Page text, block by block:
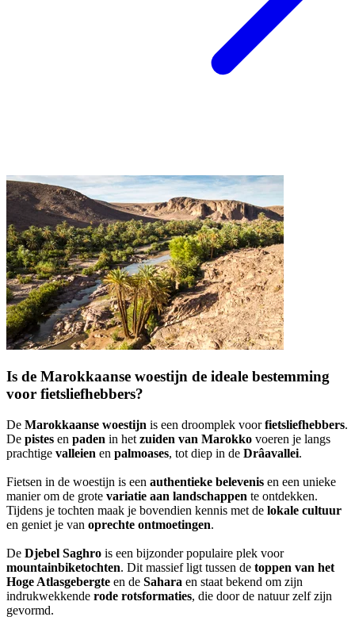
Is de Marokkaanse woestijn de ideale bestemming
voor fietsliefhebbers?
De Marokkaanse woestijn is een droomplek voorfietsliefhebbers.
De pistes en paden in het zuiden van Marokko voeren je langs
prachtige valleien en palmoases, tot diep in de Drâavallei.
Fietsen in de woestijn is een authentieke belevenis en een unieke
manier om de grote variatie aan landschappen te ontdekken.
Tijdens je tochten maak je bovendien kennis met de lokale cultuur
en geniet je van oprechte ontmoetingen.
De Djebel Saghro is een bijzonder populaire plek voor
mountainbiketochten. Dit massief ligt tussen de toppen van het
Hoge Atlasgebergte en de Sahara en staat bekend om zijn
indrukwekkende rode rotsformaties, die door de natuur zelf zijn
gevormd.